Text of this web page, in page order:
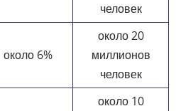
человек
около 6%
около 20
миллионов
человек
около 10